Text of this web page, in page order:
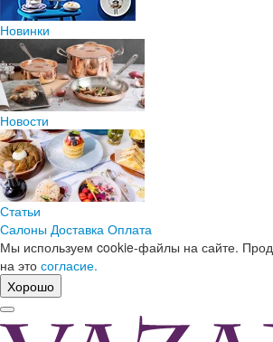
Новинки
Новости
Статьи
Салоны Доставка Оплата
Мы используем cookie-файлы на сайте.
на это согласие.
Хорошо